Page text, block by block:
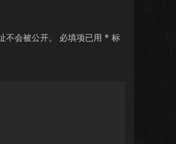
不会被公开。 必填项已用 * 标